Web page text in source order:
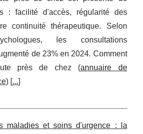
: facilité d'accès, régularité des
continuité thérapeutique. Selon
les consultations
de 23% en 2024. Comment
près de chez (annuaire de
) [...]
maladies et soins d'urgence : la